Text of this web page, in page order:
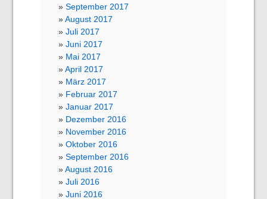
September 2017
August 2017
Juli 2017
Juni 2017
Mai 2017
April 2017
März 2017
Februar 2017
Januar 2017
Dezember 2016
November 2016
Oktober 2016
September 2016
August 2016
Juli 2016
Juni 2016